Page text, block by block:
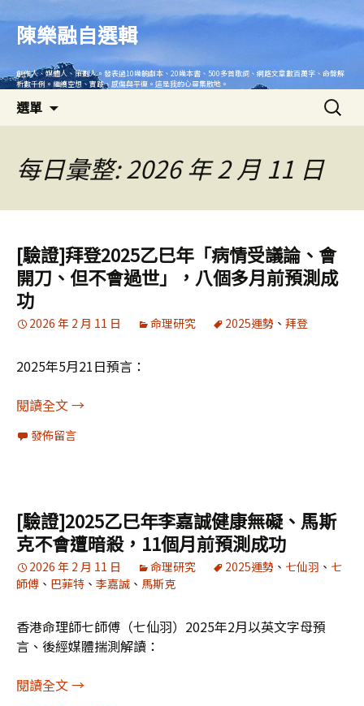
內
陳樂融自選輯
創作人、媒體人、策劃人。發表過10幾齣劇本、20幾本書、500多首歌詞、網路文章數百萬字、命盤解
析數千例。繼續空想、實踐、感傷與平復。這是我的心靈集散地。
選單
搜
尋
鍵
字:
每日彙整: 2026 年 2 月 11 日
[驗證]拜登2025乙巳年「病情受議論、會
開刀、但不會過世」，八個多月前預測成
功
2026 年 2 月 11 日 命理研究 2025運勢 、 拜登
2025年5月21日預言：
閱讀全文[驗證]拜登2025乙巳年「病情受議論、會開刀、但
→
發佈留言
[驗證]2025乙巳年李嘉誠健康無礙、馬斯
克不會遭暗殺，11個月前預測成功
2026 年 2 月 11 日 命理研究 2025運勢 、 七仙羽 、 七
師傅 、 巴菲特 、 李嘉誠 、 馬斯克
香港命理師七師傅（七仙羽）2025年2月以英文字母預
言、後經媒體揣測解讀：
閱讀全文[驗證]2025乙巳年李嘉誠健康無礙、馬斯克不會遭
→